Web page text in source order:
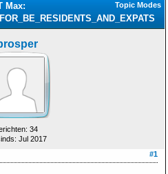
*
Forum
Topic Modes
Max:
34
Jul 2017
#1